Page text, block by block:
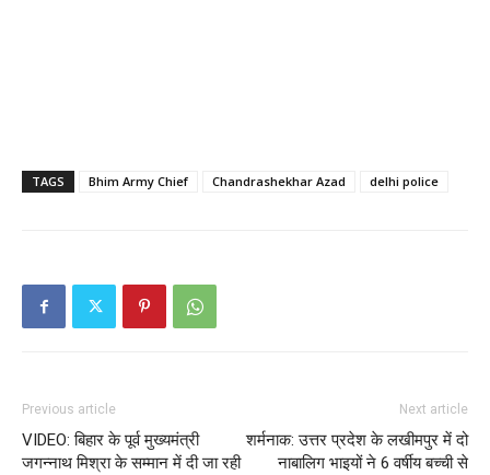
TAGS Bhim Army Chief Chandrashekhar Azad delhi police
Previous article
VIDEO: बिहार के पूर्व मुख्यमंत्री
जगन्नाथ मिश्रा के सम्मान में दी जा रही
Next article
शर्मनाक: उत्तर प्रदेश के लखीमपुर में दो
नाबालिग भाइयों ने 6 वर्षीय बच्ची से